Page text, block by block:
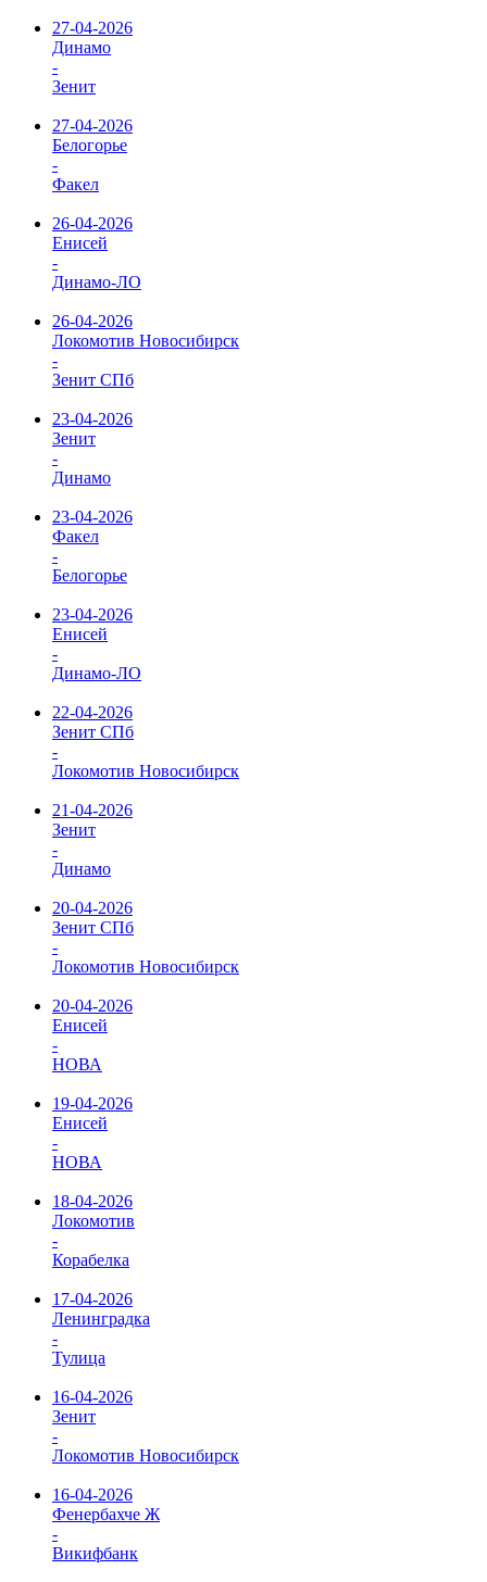
27-04-2026
Динамо
-
Зенит
27-04-2026
Белогорье
-
Факел
26-04-2026
Енисей
-
Динамо-ЛО
26-04-2026
Локомотив Новосибирск
-
Зенит СПб
23-04-2026
Зенит
-
Динамо
23-04-2026
Факел
-
Белогорье
23-04-2026
Енисей
-
Динамо-ЛО
22-04-2026
Зенит СПб
-
Локомотив Новосибирск
21-04-2026
Зенит
-
Динамо
20-04-2026
Зенит СПб
-
Локомотив Новосибирск
20-04-2026
Енисей
-
НОВА
19-04-2026
Енисей
-
НОВА
18-04-2026
Локомотив
-
Корабелка
17-04-2026
Ленинградка
-
Тулица
16-04-2026
Зенит
-
Локомотив Новосибирск
16-04-2026
Фенербахче Ж
-
Викифбанк